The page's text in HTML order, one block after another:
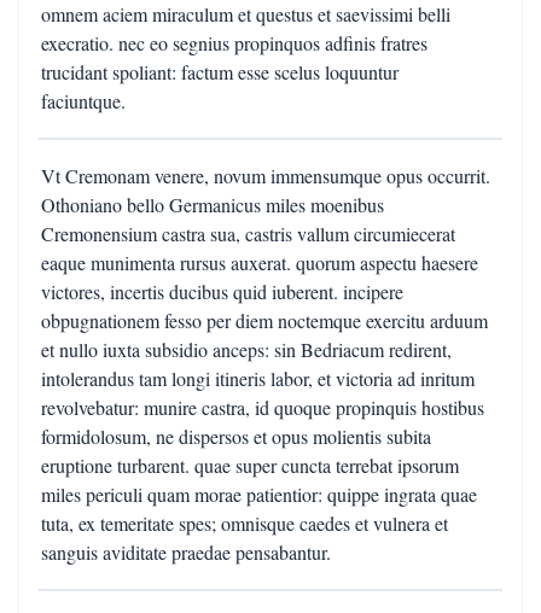
omnem aciem miraculum et questus et saevissimi belli
execratio. nec eo segnius propinquos adfinis fratres
trucidant spoliant: factum esse scelus loquuntur
faciuntque.
Vt Cremonam venere, novum immensumque opus occurrit.
Othoniano bello Germanicus miles moenibus
Cremonensium castra sua, castris vallum circumiecerat
eaque munimenta rursus auxerat. quorum aspectu haesere
victores, incertis ducibus quid iuberent. incipere
obpugnationem fesso per diem noctemque exercitu arduum
et nullo iuxta subsidio anceps: sin Bedriacum redirent,
intolerandus tam longi itineris labor, et victoria ad inritum
revolvebatur: munire castra, id quoque propinquis hostibus
formidolosum, ne dispersos et opus molientis subita
eruptione turbarent. quae super cuncta terrebat ipsorum
miles periculi quam morae patientior: quippe ingrata quae
tuta, ex temeritate spes; omnisque caedes et vulnera et
sanguis aviditate praedae pensabantur.